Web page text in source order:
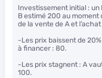
Investissement initial : un
B estimé 200 au moment
de la vente de A et l’achat
-Les prix baissent de
à financer : 80.
-Les prix stagnent : A
100.